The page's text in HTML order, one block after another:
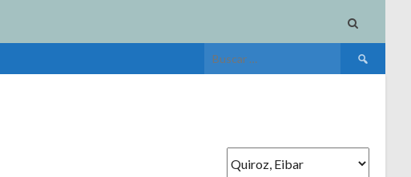
Buscar: